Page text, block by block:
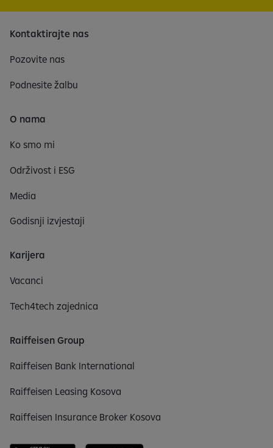
Kontaktirajte nas
Pozovite nas
Podnesite žalbu
O nama
Ko smo mi
Održivost i ESG
Media
Godisnji izvjestaji
Karijera
Vacanci
Tech4tech zajednica
Raiffeisen Group
Raiffeisen Bank International
Raiffeisen Leasing Kosova
Raiffeisen Insurance Broker Kosova